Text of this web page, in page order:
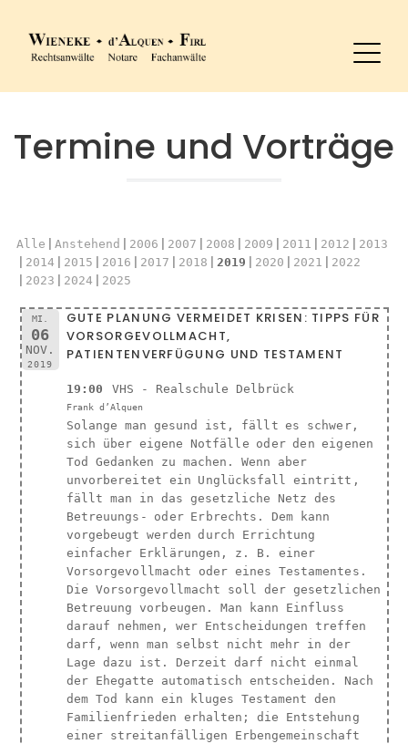
Termine und Vorträge
Alle Anstehend 2006 2007 2008 2009 2011 2012
2013
2014
2015 2016 2017 2018 2019 2020 2021
2022
2023
2024 2025
MI.
06
NOV.
2019
GUTE PLANUNG VERMEIDET KRISEN: TIPPS FÜR
VORSORGEVOLLMACHT,
PATIENTENVERFÜGUNG UND TESTAMENT
19:00 VHS - Realschule Delbrück
Frank d’Alquen
Solange man gesund ist, fällt es schwer,
sich über eigene Notfälle oder den eigenen
Tod Gedanken zu machen. Wenn aber
unvorbereitet ein Unglücksfall eintritt,
fällt man in das gesetzliche Netz des
Betreuungs- oder Erbrechts. Dem kann
vorgebeugt werden durch Errichtung
einfacher Erklärungen, z. B. einer
Vorsorgevollmacht oder eines Testamentes.
Die Vorsorgevollmacht soll der gesetzlichen
Betreuung vorbeugen. Man kann Einfluss
darauf nehmen, wer Entscheidungen treffen
darf, wenn man selbst nicht mehr in der
Lage dazu ist. Derzeit darf nicht einmal
der Ehegatte automatisch entscheiden. Nach
dem Tod kann ein kluges Testament den
Familienfrieden erhalten; die Entstehung
einer streitanfälligen Erbengemeinschaft